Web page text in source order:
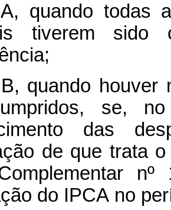
quando todas
tiverem sido
quando houver
se,
das
de que trata
do IPCA no